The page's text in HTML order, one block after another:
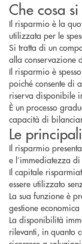
Che cosa
Il risparmio è la
utilizzata per le
Si tratta di un
alla conservazione
Il risparmio è
poiché consente di
riserva disponibile
È un processo
capacità di
Le
Il risparmio
e l’immediatezza
Il capitale
essere utilizzato
La sua funzione è
gestione
La disponibilità
rilevanti, in quanto